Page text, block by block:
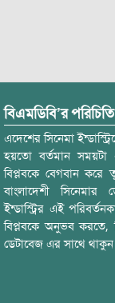
বিএমডিবি’র পরিচিতি
এদেশের সিনেমা
হয়তো বর্তমান সময়টা
বিপ্লবকে বেগবান করে
বাংলাদেশী সিনেমার
ইন্ডাস্ট্রির এই
বিপ্লবকে অনুভব করতে,
ডেটাবেজ এর সাথে